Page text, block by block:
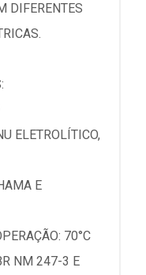
DIFERENTES
ELETROLÍTICO,
E
70°C
NM 247-3 E